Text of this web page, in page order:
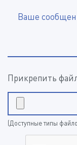
Ваше
Прикрепить
(Доступные типы